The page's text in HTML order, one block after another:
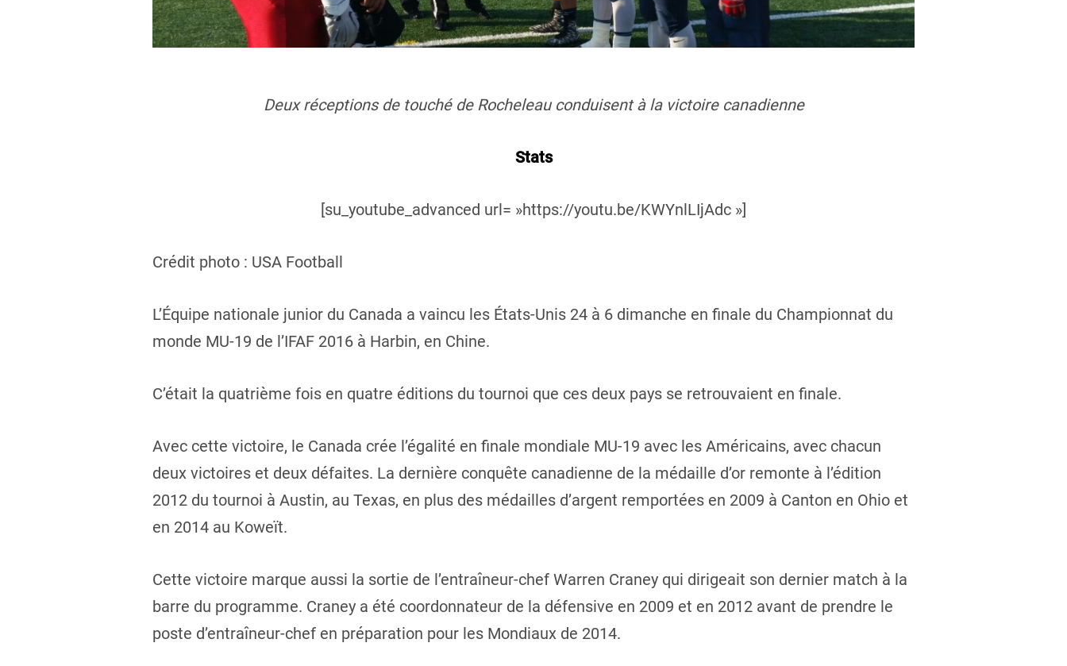
Deux réceptions de touché de Rocheleau conduisent à la victoire canadienne
Stats
[su_youtube_advanced url= »https://youtu.be/KWYnlLIjAdc »]
Crédit photo : USA Football
L’Équipe nationale junior du Canada a vaincu les États-Unis 24 à 6 dimanche en finale du Championnat du
monde MU-19 de l’IFAF 2016 à Harbin, en Chine.
C’était la quatrième fois en quatre éditions du tournoi que ces deux pays se retrouvaient en finale.
Avec cette victoire, le Canada crée l’égalité en finale mondiale MU-19 avec les Américains, avec chacun
deux victoires et deux défaites. La dernière conquête canadienne de la médaille d’or remonte à l’édition
2012 du tournoi à Austin, au Texas, en plus des médailles d’argent remportées en 2009 à Canton en Ohio et
en 2014 au Koweït.
Cette victoire marque aussi la sortie de l’entraîneur-chef Warren Craney qui dirigeait son dernier match à la
barre du programme. Craney a été coordonnateur de la défensive en 2009 et en 2012 avant de prendre le
poste d’entraîneur-chef en préparation pour les Mondiaux de 2014.